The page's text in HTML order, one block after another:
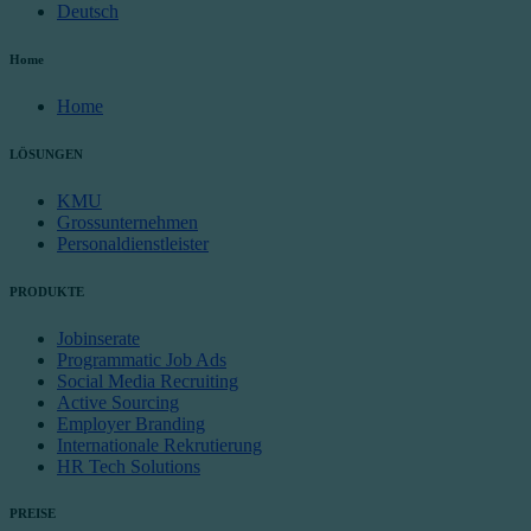
Deutsch
Home
Home
LÖSUNGEN
KMU
Grossunternehmen
Personaldienstleister
PRODUKTE
Jobinserate
Programmatic Job Ads
Social Media Recruiting
Active Sourcing
Employer Branding
Internationale Rekrutierung
HR Tech Solutions
PREISE